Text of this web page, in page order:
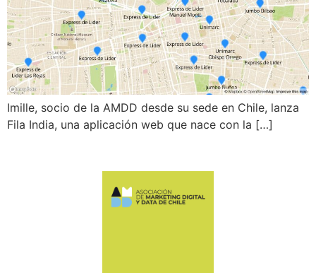
Imille, socio de la AMDD desde su sede en Chile, lanza
Fila India, una aplicación web que nace con la […]